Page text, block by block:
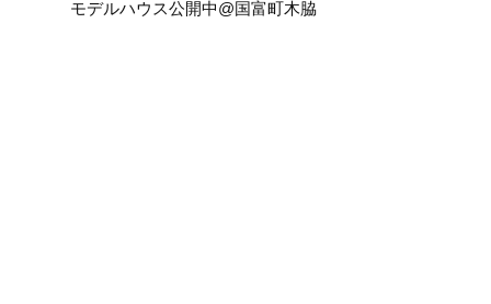
モデルハウス公開中@国富町木脇